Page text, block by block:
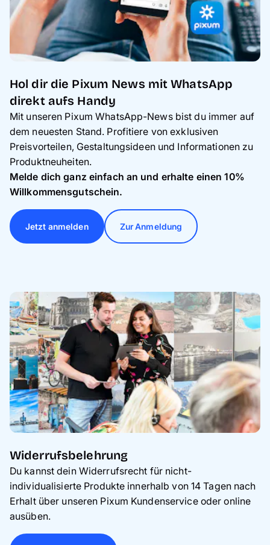
Hol dir die Pixum News mit WhatsApp
direkt aufs Handy
Mit unseren Pixum WhatsApp-News bist du immer auf
dem neuesten Stand. Profitiere von exklusiven
Preisvorteilen, Gestaltungsideen und Informationen zu
Produktneuheiten.
Melde dich ganz einfach an und erhalte einen 10%
Willkommensgutschein.
Jetzt anmelden Zur Anmeldung
Widerrufsbelehrung
Du kannst dein Widerrufsrecht für nicht-
individualisierte Produkte innerhalb von 14 Tagen nach
Erhalt über unseren Pixum Kundenservice oder online
ausüben.